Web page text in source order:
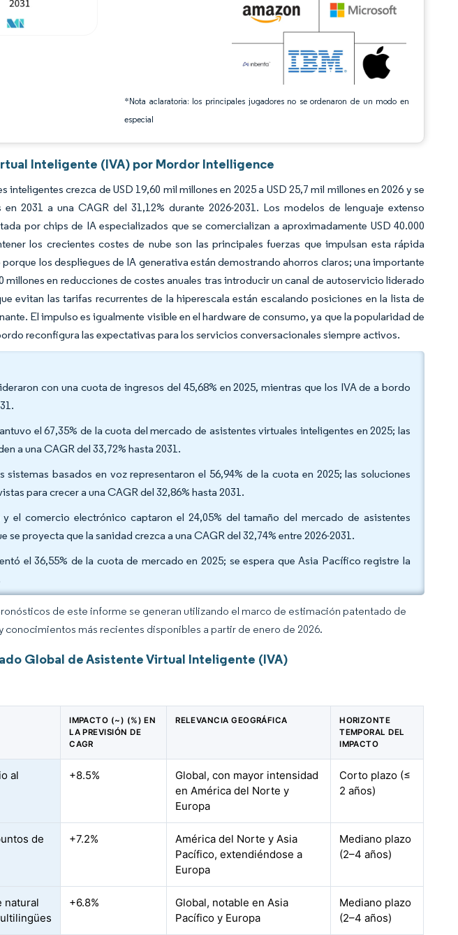
*Nota aclaratoria: los principales jugadores no se ordenaron de un modo en
especial
Inteligente (IVA) por Mordor Intelligence
inteligentes crezca de USD 19,60 mil millones en 2025 a USD 25,7 mil millones en 2026 y se
2031 a una CAGR del 31,12% durante 2026-2031. Los modelos de lenguaje extenso
por chips de IA especializados que se comercializan a aproximadamente USD 40.000
los crecientes costes de nube son las principales fuerzas que impulsan esta rápida
los despliegues de IA generativa están demostrando ahorros claros; una importante
en reducciones de costes anuales tras introducir un canal de autoservicio liderado
evitan las tarifas recurrentes de la hiperescala están escalando posiciones en la lista de
El impulso es igualmente visible en el hardware de consumo, ya que la popularidad de
reconfigura las expectativas para los servicios conversacionales siempre activos.
con una cuota de ingresos del 45,68% en 2025, mientras que los IVA de a bordo
el 67,35% de la cuota del mercado de asistentes virtuales inteligentes en 2025; las
a una CAGR del 33,72% hasta 2031.
basados en voz representaron el 56,94% de la cuota en 2025; las soluciones
para crecer a una CAGR del 32,86% hasta 2031.
el comercio electrónico captaron el 24,05% del tamaño del mercado de asistentes
se proyecta que la sanidad crezca a una CAGR del 32,74% entre 2026-2031.
el 36,55% de la cuota de mercado en 2025; se espera que Asia Pacífico registre la
de este informe se generan utilizando el marco de estimación patentado de
conocimientos más recientes disponibles a partir de enero de 2026.
Global de Asistente Virtual Inteligente (IVA)
IMPACTO (~) (%) EN
LA PREVISIÓN DE
CAGR
RELEVANCIA GEOGRÁFICA
HORIZONTE
TEMPORAL DEL
IMPACTO
al
+8.5%
Global, con mayor intensidad
en América del Norte y
Europa
Corto plazo (≤
2 años)
de
+7.2%
América del Norte y Asia
Pacífico, extendiéndose a
Europa
Mediano plazo
(2–4 años)
natural
+6.8%
Global, notable en Asia
Pacífico y Europa
Mediano plazo
(2–4 años)